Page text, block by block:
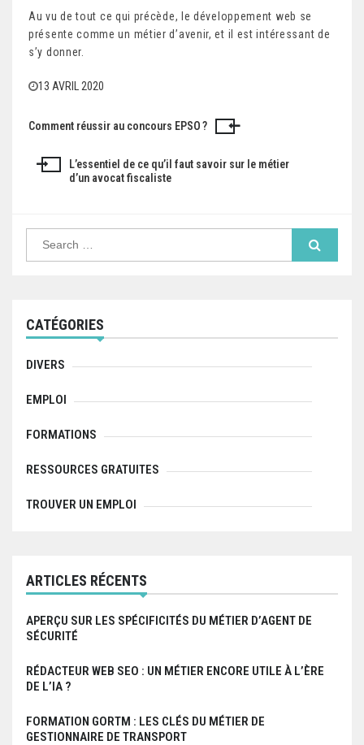
Au vu de tout ce qui précède, le développement web se
présente comme un métier d’avenir, et il est intéressant de
s’y donner.
13 AVRIL 2020
N
a
i
o
n
d
’
r
t
i
c
l
e
Comment réussir au concours EPSO ?
L’essentiel de ce qu’il faut savoir sur le métier
d’un avocat fiscaliste
a
f
o
:
CATÉGORIES
DIVERS
EMPLOI
FORMATIONS
RESSOURCES GRATUITES
TROUVER UN EMPLOI
ARTICLES RÉCENTS
APERÇU SUR LES SPÉCIFICITÉS DU MÉTIER D’AGENT DE
SÉCURITÉ
RÉDACTEUR WEB SEO : UN MÉTIER ENCORE UTILE À L’ÈRE
DE L’IA ?
FORMATION GORTM : LES CLÉS DU MÉTIER DE
GESTIONNAIRE DE TRANSPORT